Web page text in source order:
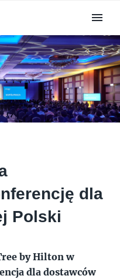
dla
Polski
by Hilton w
dla dostawców